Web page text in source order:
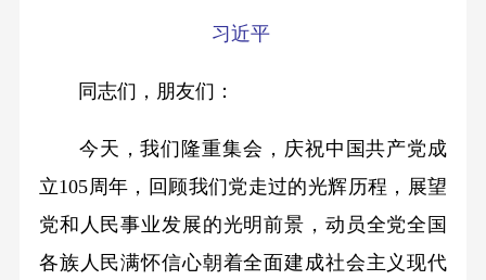
习近平
同志们，朋友们：
今天，我们隆重集会，庆祝中国共产党成
立105周年，回顾我们党走过的光辉历程，展望
党和人民事业发展的光明前景，动员全党全国
各族人民满怀信心朝着全面建成社会主义现代